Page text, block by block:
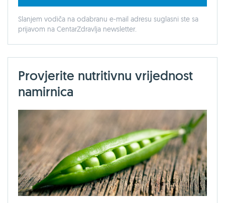
Slanjem vodiča na odabranu e-mail adresu suglasni ste sa
prijavom na CentarZdravlja newsletter.
Provjerite nutritivnu vrijednost
namirnica